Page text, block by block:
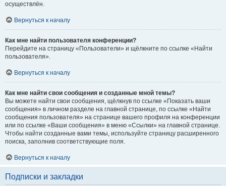
осуществлён.
Вернуться к началу
Как мне найти пользователя конференции?
Перейдите на страницу «Пользователи» и щёлкните по ссылке «Найти
пользователя».
Вернуться к началу
Как мне найти свои сообщения и созданные мной темы?
Вы можете найти свои сообщения, щёлкнув по ссылке «Показать ваши
сообщения» в личном разделе на главной странице, по ссылке «Найти
сообщения пользователя» на странице вашего профиля на конференции
или по ссылке «Ваши сообщения» в меню «Ссылки» на главной странице.
Чтобы найти созданные вами темы, используйте страницу расширенного
поиска, заполнив соответствующие поля.
Вернуться к началу
Подписки и закладки